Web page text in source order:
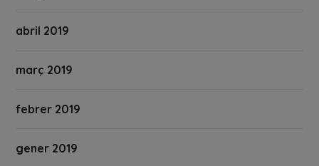
abril 2019
març 2019
febrer 2019
gener 2019